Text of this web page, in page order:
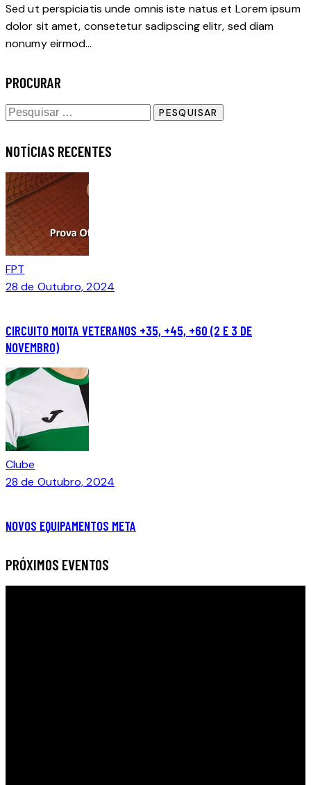
Sed ut perspiciatis unde omnis iste natus et Lorem ipsum
dolor sit amet, consetetur sadipscing elitr, sed diam
nonumy eirmod…
PROCURAR
NOTÍCIAS RECENTES
FPT
28 de Outubro, 2024
CIRCUITO MOITA VETERANOS +35, +45, +60 (2 E 3 DE
NOVEMBRO)
Clube
28 de Outubro, 2024
NOVOS EQUIPAMENTOS META
PRÓXIMOS EVENTOS